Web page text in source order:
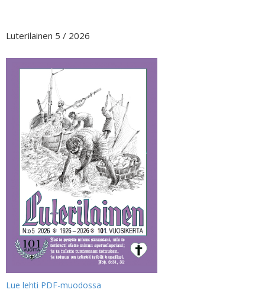
Luterilainen 5 / 2026
Lue lehti PDF-muodossa